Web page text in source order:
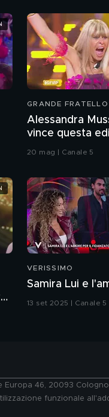
GRANDE
Alessandra
vince questa
Grande Fratello
20 mag | Canale 5
VERISSIMO
Samira Lui e
13 set 2025 | Canale 5
Europa 46, 20093
funzionale